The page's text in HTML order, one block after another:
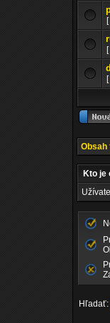
[
[
[
Obsah
Kto je
Hľadať: